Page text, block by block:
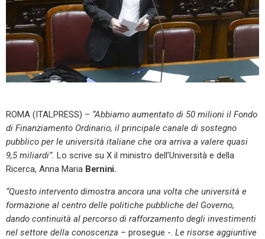
ROMA (ITALPRESS) – “Abbiamo aumentato di 50 milioni il Fondo
di Finanziamento Ordinario, il principale canale di sostegno
pubblico per le università italiane che ora arriva a valere quasi
9,5 miliardi”. Lo scrive su X il ministro dell’Università e della
Ricerca, Anna Maria Bernini.
“Questo intervento dimostra ancora una volta che università e
formazione al centro delle politiche pubbliche del Governo,
dando continuità al percorso di rafforzamento degli investimenti
nel settore della conoscenza – prosegue -. Le risorse aggiuntive